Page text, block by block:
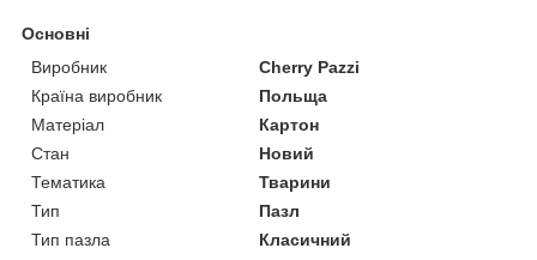
Основні
Виробник
Cherry Pazzi
Країна виробник
Польща
Матеріал
Картон
Стан
Новий
Тематика
Тварини
Тип
Пазл
Тип пазла
Класичний